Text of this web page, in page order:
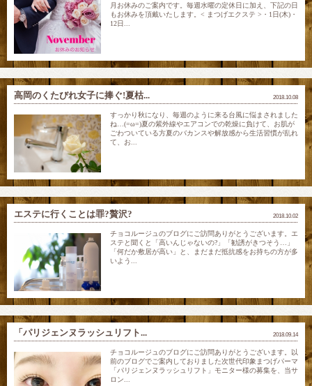
月お休みのご案内です。毎週水曜の定休日に加え、下記の日
もお休みを頂戴いたします。< まつげエクステ >・1日(木)・
12日...
2018.10.08
高岡のくたびれ女子に捧ぐ!夏枯...
すっかり秋になり、毎週のように来る台風に悩まされました
ね…(=ω=)夏の紫外線やエアコンでの乾燥に負けて、お肌が
ごわついている方夏のバカンスや解放感から生活習慣が乱れ
て、お...
2018.10.02
エステに行くことは罪?贅沢?
チョコルージュのブログにご訪問ありがとうございます。エ
ステと聞くと「高いんじゃないの?」「勧誘がきつそう…」
「何だか敷居が高い」と、まだまだ抵抗感をお持ちの方が多
いよう...
2018.09.14
「パリジェンヌラッシュリフト...
チョコルージュのブログにご訪問ありがとうございます。以
前のブログでご案内しておりました次世代印象まつげパーマ
「パリジェンヌラッシュリフト」モニター様の募集を、当サ
ロン...